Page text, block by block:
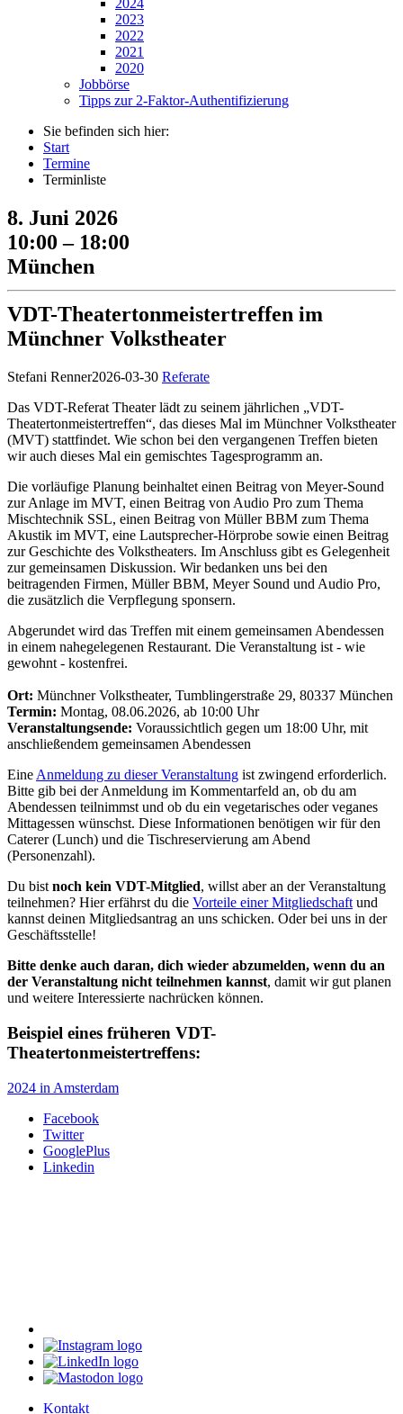
2024
2023
2022
2021
2020
Jobbörse
Tipps zur 2-Faktor-Authentifizierung
Sie befinden sich hier:
Start
Termine
Terminliste
8. Juni 2026
10:00 – 18:00
München
VDT-Theatertonmeistertreffen im
Münchner Volkstheater
Stefani Renner2026-03-30 Referate
Das VDT-Referat Theater lädt zu seinem jährlichen „VDT-
Theatertonmeistertreffen“, das dieses Mal im Münchner Volkstheater
(MVT) stattfindet. Wie schon bei den vergangenen Treffen bieten
wir auch dieses Mal ein gemischtes Tagesprogramm an.
Die vorläufige Planung beinhaltet einen Beitrag von Meyer-Sound
zur Anlage im MVT, einen Beitrag von Audio Pro zum Thema
Mischtechnik SSL, einen Beitrag von Müller BBM zum Thema
Akustik im MVT, eine Lautsprecher-Hörprobe sowie einen Beitrag
zur Geschichte des Volkstheaters. Im Anschluss gibt es Gelegenheit
zur gemeinsamen Diskussion. Wir bedanken uns bei den
beitragenden Firmen, Müller BBM, Meyer Sound und Audio Pro,
die zusätzlich die Verpflegung sponsern.
Abgerundet wird das Treffen mit einem gemeinsamen Abendessen
in einem nahegelegenen Restaurant. Die Veranstaltung ist - wie
gewohnt - kostenfrei.
Ort: Münchner Volkstheater, Tumblingerstraße 29, 80337 München
Termin: Montag, 08.06.2026, ab 10:00 Uhr
Veranstaltungsende: Voraussichtlich gegen um 18:00 Uhr, mit
anschließendem gemeinsamen Abendessen
Eine Anmeldung zu dieser Veranstaltung ist zwingend erforderlich.
Bitte gib bei der Anmeldung im Kommentarfeld an, ob du am
Abendessen teilnimmst und ob du ein vegetarisches oder veganes
Mittagessen wünschst. Diese Informationen benötigen wir für den
Caterer (Lunch) und die Tischreservierung am Abend
(Personenzahl).
Du bist noch kein VDT-Mitglied, willst aber an der Veranstaltung
teilnehmen? Hier erfährst du die Vorteile einer Mitgliedschaft und
kannst deinen Mitgliedsantrag an uns schicken. Oderbei uns in der
Geschäftsstelle!
Bitte denke auch daran, dich wieder abzumelden, wenn du an
der Veranstaltung nicht teilnehmen kannst, damit wir gut planen
und weitere Interessierte nachrücken können.
Beispiel eines früheren VDT-
Theatertonmeistertreffens:
2024 in Amsterdam
Facebook
Twitter
GooglePlus
Linkedin
Kontakt